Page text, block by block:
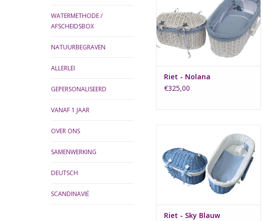
WATERMETHODE /
AFSCHEIDSBOX
NATUURBEGRAVEN
ALLERLEI
GEPERSONALISEERD
VANAF 1 JAAR
OVER ONS
SAMENWERKING
DEUTSCH
SCANDINAVIË
van wafel icm hydrofiel stof.
TOEVOEGEN AAN WINKELWAGEN
Riet - Nolana
€325,00
heeft een gebreid dekentje van
Baby's Only Sky Blauw.
TOEVOEGEN AAN WINKELWAGEN
Riet - Sky Blauw